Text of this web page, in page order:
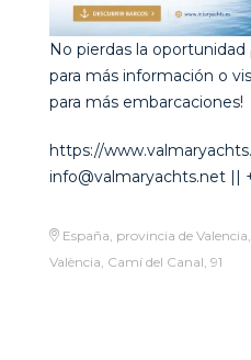
No pierdas la
para más información o
para más embarcaciones!
https://
info@valmaryachts.net ||
España, provincia de Valencia,
València, Camí del Canal, 91